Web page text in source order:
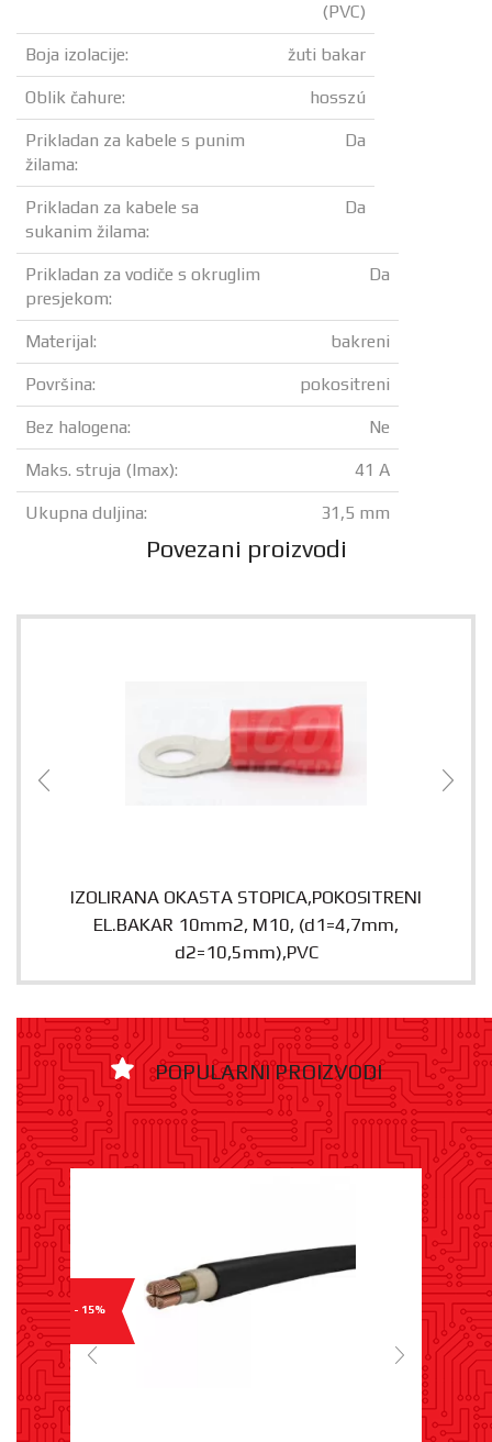
(PVC)
Boja izolacije: žuti bakar
Oblik čahure: hosszú
Prikladan za kabele s punim
žilama:
Da
Prikladan za kabele sa
sukanim žilama:
Da
Prikladan za vodiče s okruglim
presjekom:
Da
Materijal: bakreni
Površina: pokositreni
Bez halogena: Ne
Maks. struja (Imax): 41 A
Ukupna duljina: 31,5 mm
Povezani proizvodi
IZOLIRANA OKASTA STOPICA,POKOSITRENI
EL.BAKAR 10mm2, M10, (d1=4,7mm,
d2=10,5mm),PVC
POPULARNI PROIZVODI
- 15%